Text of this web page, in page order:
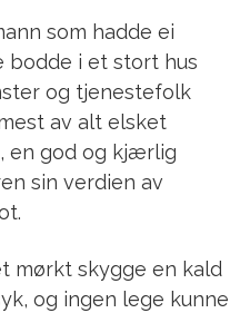
som hadde ei
bodde i et stort hus
og tjenestefolk
av alt elsket
en god og kjærlig
sin verdien av
mørkt skygge en kald
og ingen lege kunne